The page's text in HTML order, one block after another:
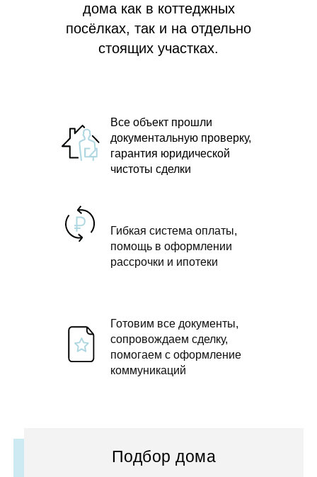
дома как в коттеджных
посёлках, так и на отдельно
стоящих участках.
Все объект прошли
документальную проверку,
гарантия юридической
чистоты сделки
Гибкая система оплаты,
помощь в оформлении
рассрочки и ипотеки
Готовим все документы,
сопровождаем сделку,
помогаем с оформление
коммуникаций
Подбор дома